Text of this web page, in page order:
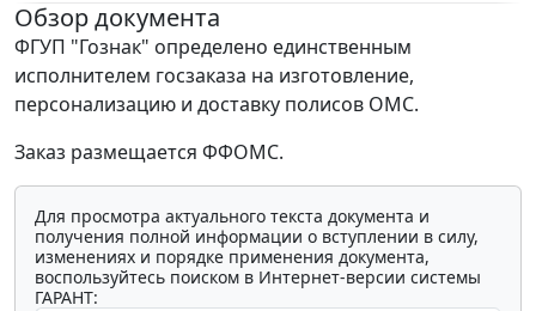
Обзор документа
ФГУП "Гознак" определено единственным
исполнителем госзаказа на изготовление,
персонализацию и доставку полисов ОМС.
Заказ размещается ФФОМС.
Для просмотра актуального текста документа и
получения полной информации о вступлении в силу,
изменениях и порядке применения документа,
воспользуйтесь поиском в Интернет-версии системы
ГАРАНТ: